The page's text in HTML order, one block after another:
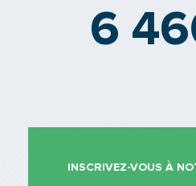
6
INSCRIVEZ-VOUS À